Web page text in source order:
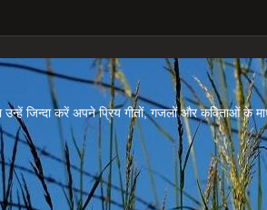
उन्हें जिन्दा करें अपने प्रिय गीतों, गजलों और कविताओं